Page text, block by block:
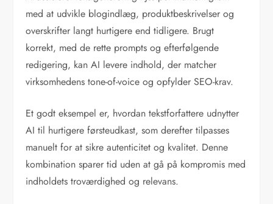
med at udvikle blogindlæg, produktbeskrivelser og
overskrifter langt hurtigere end tidligere. Brugt
korrekt, med de rette prompts og efterfølgende
redigering, kan AI levere indhold, der matcher
virksomhedens tone-of-voice og opfylder SEO-krav.
Et godt eksempel er, hvordan tekstforfattere udnytter
AI til hurtigere førsteudkast, som derefter tilpasses
manuelt for at sikre autenticitet og kvalitet. Denne
kombination sparer tid uden at gå på kompromis med
indholdets troværdighed og relevans.